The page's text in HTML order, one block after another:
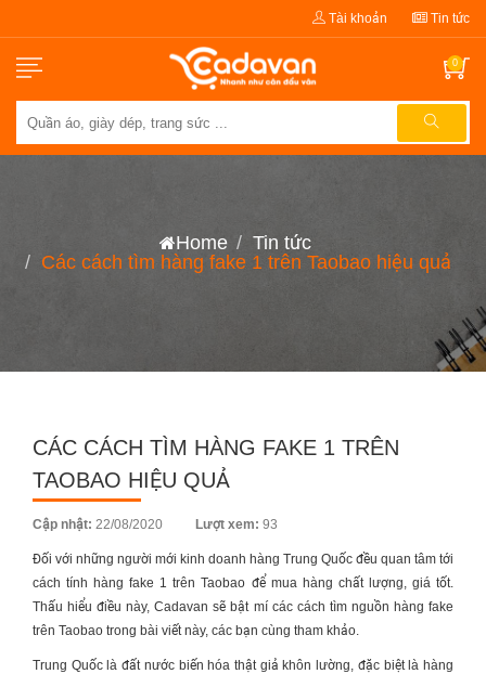
Tài khoản Tin tức
0
Home
Tin tức
Các cách tìm hàng fake 1 trên Taobao hiệu quả
CÁC CÁCH TÌM HÀNG FAKE 1 TRÊN
TAOBAO HIỆU QUẢ
Cập nhật: Posted
22/08/2020 Lượt xem: 93
Đối với những người mới kinh doanh hàng Trung Quốc đều quan tâm tới
cách tính hàng fake 1 trên Taobao để mua hàng chất lượng, giá tốt.
Thấu hiểu điều này, Cadavan sẽ bật mí các cách tìm nguồn hàng fake
trên Taobao trong bài viết này, các bạn cùng tham khảo.
Trung Quốc là đất nước biến hóa thật giả khôn lường, đặc biệt là hàng